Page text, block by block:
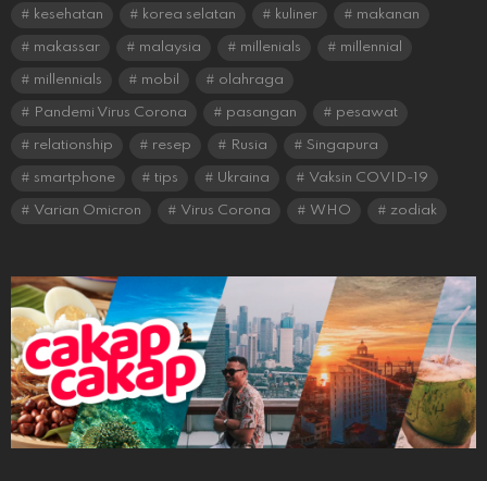
kesehatan korea selatan kuliner makanan
makassar malaysia millenials millennial
millennials mobil olahraga
Pandemi Virus Corona pasangan pesawat
relationship resep Rusia Singapura
smartphone tips Ukraina Vaksin COVID-19
Varian Omicron Virus Corona WHO zodiak